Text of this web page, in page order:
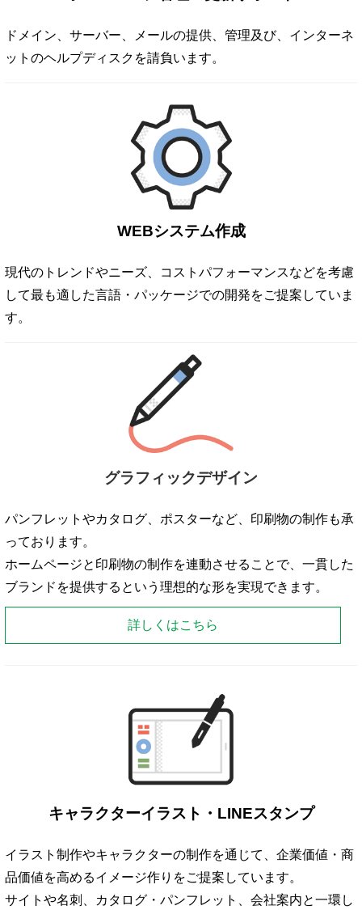
ドメイン、サーバー、メールの提供、管理及び、インターネ
ットのヘルプディスクを請負います。
WEBシステム作成
現代のトレンドやニーズ、コストパフォーマンスなどを考慮
して最も適した言語・パッケージでの開発をご提案していま
す。
グラフィックデザイン
パンフレットやカタログ、ポスターなど、印刷物の制作も承
っております。
ホームページと印刷物の制作を連動させることで、一貫した
ブランドを提供するという理想的な形を実現できます。
詳しくはこちら
キャラクターイラスト・LINEスタンプ
イラスト制作やキャラクターの制作を通じて、企業価値・商
品価値を高めるイメージ作りをご提案しています。
サイトや名刺、カタログ・パンフレット、会社案内と一環し